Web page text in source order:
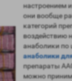
настроением
они вообще
категорий
воздействию
анаболики по
анаболики
препараты
можно